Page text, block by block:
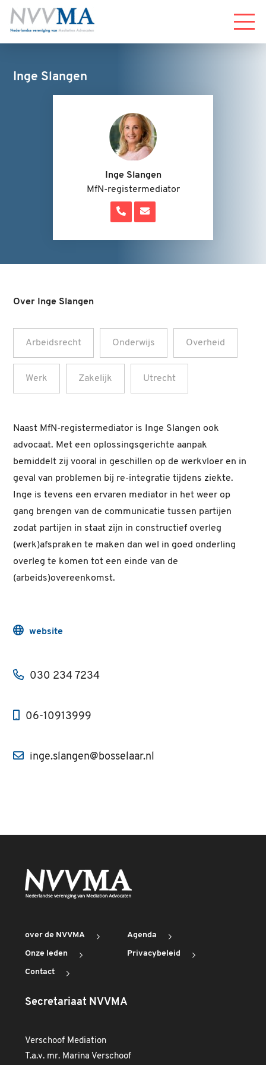
Menu
Inge Slangen
Inge Slangen
MfN-registermediator
Over Inge Slangen
Arbeidsrecht Onderwijs Overheid
Werk Zakelijk Utrecht
Naast MfN-registermediator is Inge Slangen ook
advocaat. Met een oplossingsgerichte aanpak
bemiddelt zij vooral in geschillen op de werkvloer en in
geval van problemen bij re-integratie tijdens ziekte.
Inge is tevens een ervaren mediator in het weer op
gang brengen van de communicatie tussen partijen
zodat partijen in staat zijn in constructief overleg
(werk)afspraken te maken dan wel in goed onderling
overleg te komen tot een einde van de
(arbeids)overeenkomst.
website
030 234 7234
06-10913999
inge.slangen@bosselaar.nl
over de NVVMA Agenda
Onze leden Privacybeleid
Contact
Secretariaat NVVMA
Verschoof Mediation
T.a.v. mr. Marina Verschoof